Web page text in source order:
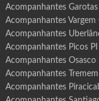
Acompanhantes
Acompanhantes Vargem
Acompanhantes
Acompanhantes Picos PI
Acompanhantes Osasco
Acompanhantes
Acompanhantes